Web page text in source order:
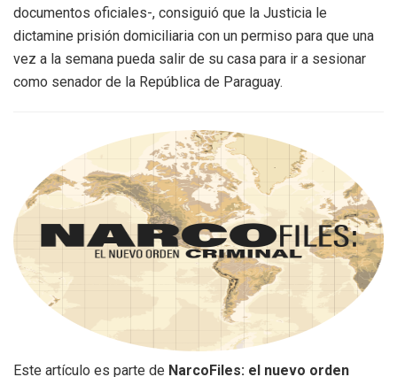
documentos oficiales-, consiguió que la Justicia le
dictamine prisión domiciliaria con un permiso para que una
vez a la semana pueda salir de su casa para ir a sesionar
como senador de la República de Paraguay.
Este artículo es parte de NarcoFiles: el nuevo orden